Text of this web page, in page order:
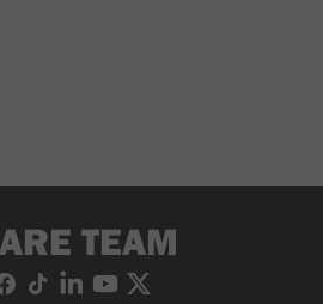
TEAM